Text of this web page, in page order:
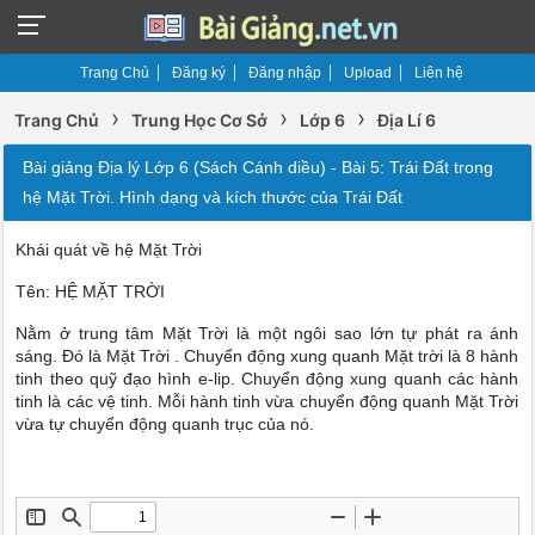
Trang Chủ Đăng ký Đăng nhập Upload Liên hệ
Trang Chủ › Trung Học Cơ Sở › Lớp 6 › Địa Lí 6
Bài giảng Địa lý Lớp 6 (Sách Cánh diều) - Bài 5: Trái Đất trong
hệ Mặt Trời. Hình dạng và kích thước của Trái Đất
Khái quát về hệ Mặt Trời
Tên: HỆ MẶT TRỜI
Nằm ở trung tâm Mặt Trời là một ngôi sao lớn tự phát ra ánh
sáng. Đó là Mặt Trời . Chuyển động xung quanh Mặt trời là 8 hành
tinh theo quỹ đạo hình e-lip. Chuyển động xung quanh các hành
tinh là các vệ tinh. Mỗi hành tinh vừa chuyển động quanh Mặt Trời
vừa tự chuyển động quanh trục của nó.